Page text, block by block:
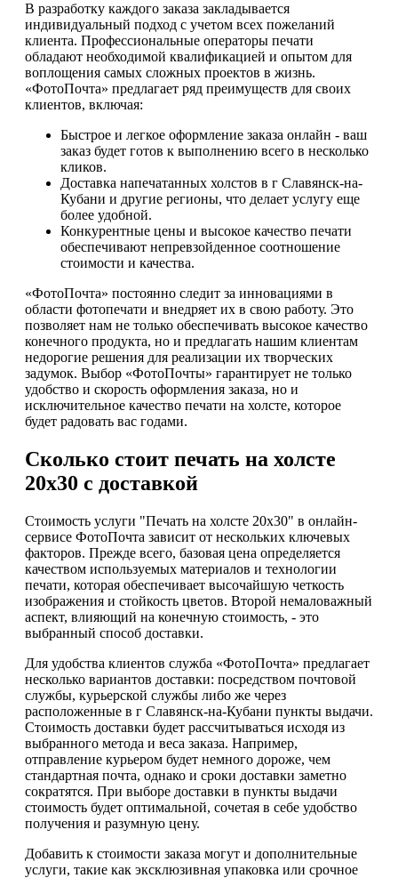
В разработку каждого заказа закладывается
индивидуальный подход с учетом всех пожеланий
клиента. Профессиональные операторы печати
обладают необходимой квалификацией и опытом для
воплощения самых сложных проектов в жизнь.
«ФотоПочта» предлагает ряд преимуществ для своих
клиентов, включая:
Быстрое и легкое оформление заказа онлайн - ваш
заказ будет готов к выполнению всего в несколько
кликов.
Доставка напечатанных холстов в г Славянск-на-
Кубани и другие регионы, что делает услугу еще
более удобной.
Конкурентные цены и высокое качество печати
обеспечивают непревзойденное соотношение
стоимости и качества.
«ФотоПочта» постоянно следит за инновациями в
области фотопечати и внедряет их в свою работу. Это
позволяет нам не только обеспечивать высокое качество
конечного продукта, но и предлагать нашим клиентам
недорогие решения для реализации их творческих
задумок. Выбор «ФотоПочты» гарантирует не только
удобство и скорость оформления заказа, но и
исключительное качество печати на холсте, которое
будет радовать вас годами.
Сколько стоит печать на холсте
20х30 с доставкой
Стоимость услуги "Печать на холсте 20х30" в онлайн-
сервисе ФотоПочта зависит от нескольких ключевых
факторов. Прежде всего, базовая цена определяется
качеством используемых материалов и технологии
печати, которая обеспечивает высочайшую четкость
изображения и стойкость цветов. Второй немаловажный
аспект, влияющий на конечную стоимость, - это
выбранный способ доставки.
Для удобства клиентов служба «ФотоПочта» предлагает
несколько вариантов доставки: посредством почтовой
службы, курьерской службы либо же через
расположенные в г Славянск-на-Кубани пункты выдачи.
Стоимость доставки будет рассчитываться исходя из
выбранного метода и веса заказа. Например,
отправление курьером будет немного дороже, чем
стандартная почта, однако и сроки доставки заметно
сократятся. При выборе доставки в пункты выдачи
стоимость будет оптимальной, сочетая в себе удобство
получения и разумную цену.
Добавить к стоимости заказа могут и дополнительные
услуги, такие как эксклюзивная упаковка или срочное